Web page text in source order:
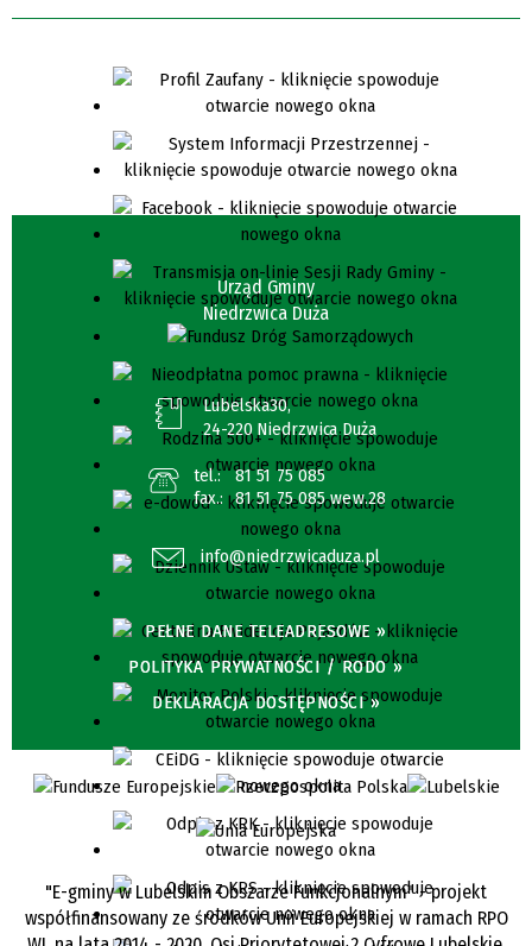
Urząd Gminy
Niedrzwica Duża
Lubelska30,
24-220 Niedrzwica Duża
tel.:
81 51 75 085
fax.:
81 51 75 085 wew.28
info@niedrzwicaduza.pl
PEŁNE DANE TELEADRESOWE »
POLITYKA PRYWATNOŚCI / RODO »
DEKLARACJA DOSTĘPNOŚCI »
"E-gminy w Lubelskim Obszarze Funkcjonalnym" - projekt
współfinansowany ze środków Unii Europejskiej w ramach RPO